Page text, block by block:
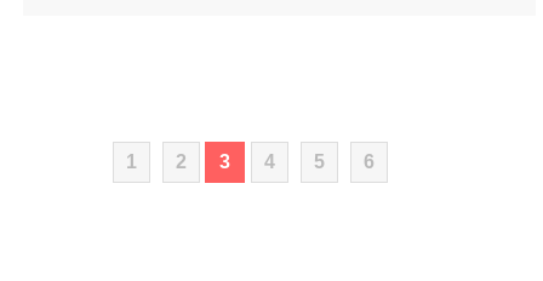
1 2 3(current)
4 5 6